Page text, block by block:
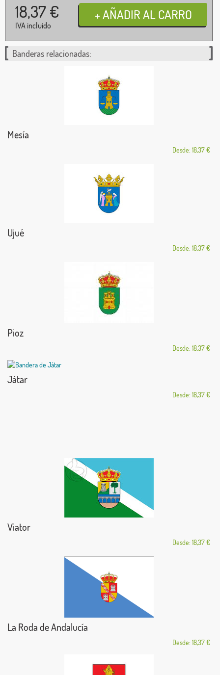
18,37 €
IVA incluido
Banderas relacionadas:
Mesía
Desde: 18,37 €
Ujué
Desde: 18,37 €
Pioz
Desde: 18,37 €
Játar
Desde: 18,37 €
Viator
Desde: 18,37 €
La Roda de Andalucía
Desde: 18,37 €